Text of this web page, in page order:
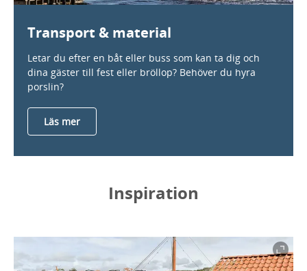
Transport & material
Letar du efter en båt eller buss som kan ta dig och
dina gäster till fest eller bröllop? Behöver du hyra
porslin?
Läs mer
Inspiration